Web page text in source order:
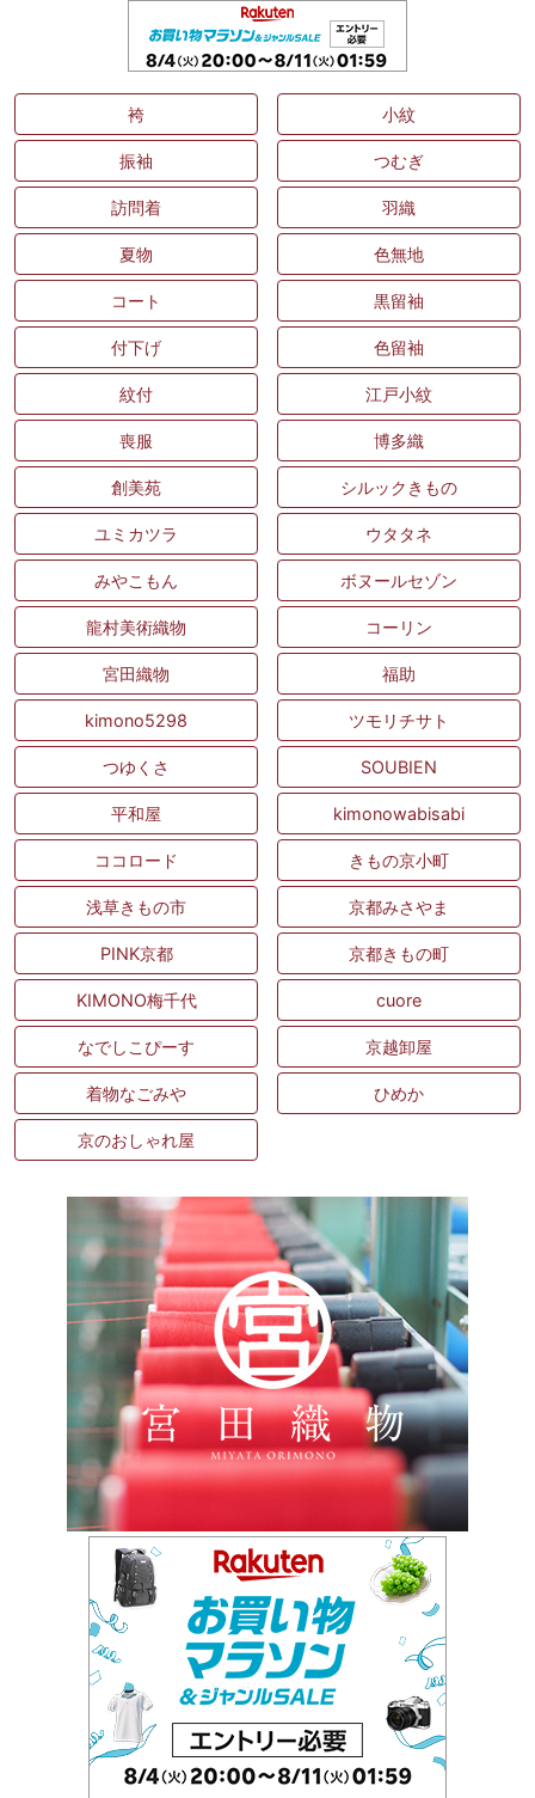
袴 小紋
振袖 つむぎ
訪問着 羽織
夏物 色無地
コート 黒留袖
付下げ 色留袖
紋付 江戸小紋
喪服 博多織
創美苑 シルックきもの
ユミカツラ ウタタネ
みやこもん ボヌールセゾン
龍村美術織物 コーリン
宮田織物 福助
kimono5298 ツモリチサト
つゆくさ SOUBIEN
平和屋 kimonowabisabi
ココロード きもの京小町
浅草きもの市 京都みさやま
PINK京都 京都きもの町
KIMONO梅千代 cuore
なでしこぴーす 京越卸屋
着物なごみや ひめか
京のおしゃれ屋